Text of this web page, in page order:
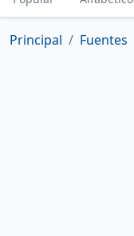
Principal Fuentes